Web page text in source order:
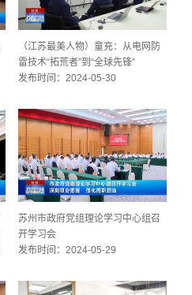
（江苏最美人物）童充：从电网防
雷技术“拓荒者”到“全球先锋”
发布时间：2024-05-30
苏州市政府党组理论学习中心组召
开学习会
发布时间：2024-05-29